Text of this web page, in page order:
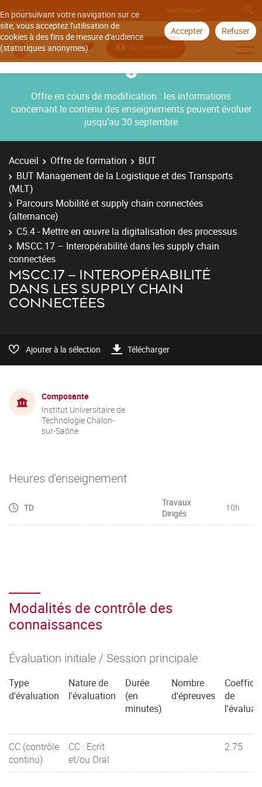
En poursuivant votre navigation sur ce
site, vous acceptez l'utilisation de
cookies à des fins de mesure d'audience
(statistiques anonymes).
Accepter Refuser
Aller à
Se connecter
Offre en cours de modification : les informations
concernant le contenu des enseignements peuvent évoluer
jusqu’au 30 septembre
Accueil Offre de formation
BUT
BUT Management de la Logistique et des Transports
(MLT)
Parcours Mobilité et supply chain connectées
(alternance)
C5.4 - Mettre en œuvre la digitalisation des processus
MSCC.17 – Interopérabilité dans les supply chain
connectées
MSCC.17 – INTEROPÉRABILITÉ
DANS LES SUPPLY CHAIN
CONNECTÉES
Ajouter à la sélection Télécharger
Composante
Institut Universitaire de
Technologie Chalon-
sur-Saône
Heures d'enseignement
TD
Travaux
Dirigés
10h
Modalités de contrôle des
connaissances
Évaluation initiale / Session principale
Type
d'évaluation
Nature de
l'évaluation
Durée
(en
minutes)
Nombre
d'épreuves
de
CC (contrôle
continu)
CC : Ecrit
et/ou Oral
2.75